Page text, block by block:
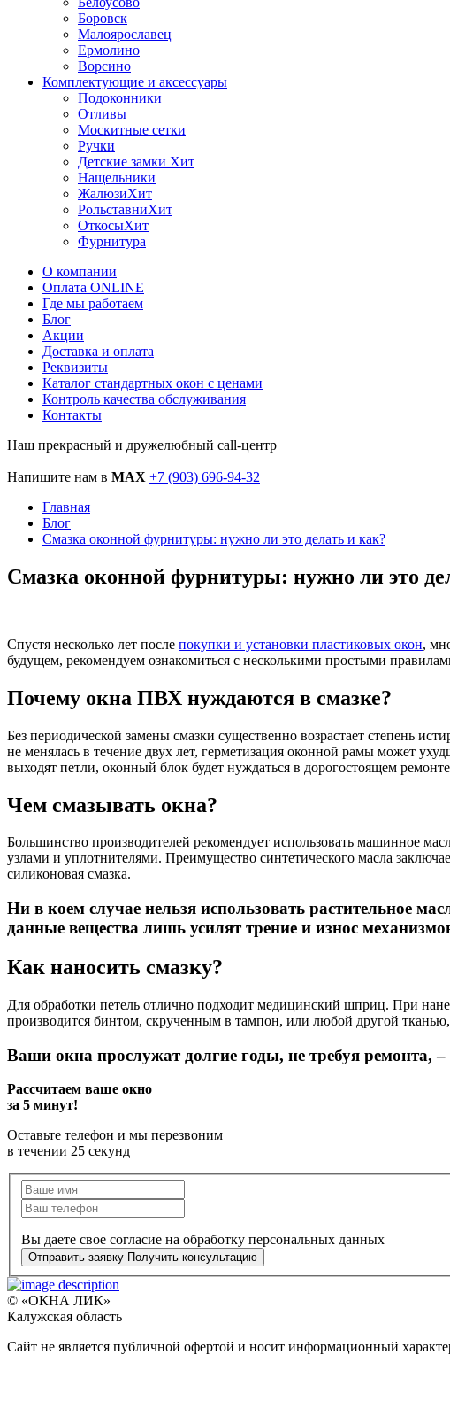
Боровск
Малоярославец
Ермолино
Ворсино
Комплектующие и аксессуары
Подоконники
Отливы
Москитные сетки
Ручки
Детские замки Хит
Нащельники
ЖалюзиХит
РольставниХит
ОткосыХит
Фурнитура
О компании
Оплата ONLINE
Где мы работаем
Блог
Акции
Доставка и оплата
Реквизиты
Каталог стандартных окон c ценами
Контроль качества обслуживания
Контакты
Наш прекрасный и дружелюбный call-центр
Напишите нам в MAX +7 (903) 696-94-32
Главная
Блог
Смазка оконной фурнитуры: нужно ли это делать и как?
Смазка оконной фурнитуры: нужно ли это
Спустя несколько лет после покупки и установки пластиковых окон,
будущем, рекомендуем ознакомиться с несколькими простыми
Почему окна ПВХ нуждаются в смазке?
Без периодической замены смазки существенно возрастает степень
не менялась в течение двух лет, герметизация оконной рамы может
выходят петли, оконный блок будет нуждаться в дорогостоящем
Чем смазывать окна?
Большинство производителей рекомендует использовать машинное
узлами и уплотнителями. Преимущество синтетического масла
силиконовая смазка.
Ни в коем случае нельзя использовать растительное
данные вещества лишь усилят трение и износ
Как наносить смазку?
Для обработки петель отлично подходит медицинский шприц. При
производится бинтом, скрученным в тампон, или любой другой
Ваши окна прослужат долгие годы, не требуя ремонта,
Рассчитаем ваше окно
за 5 минут!
Оставьте телефон и мы перезвоним
в течении 25 секунд
Вы даете свое согласие на обработку персональных данных
Отправить заявку Получить консультацию
© «ОКНА ЛИК»
Калужская область
Сайт не является публичной офертой и носит информационный